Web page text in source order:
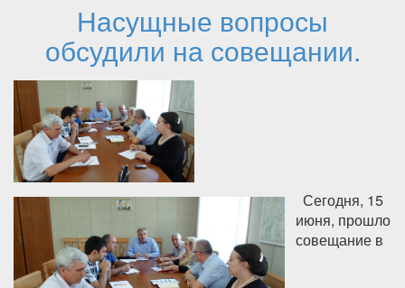
кадастровой оценке Министерство по
земельным и имущественным отношениям
Республики Дагестан
Насущные вопросы
обсудили на совещании.
Сегодня, 15
июня, прошло
совещание в